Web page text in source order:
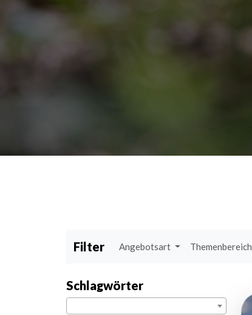
Filter Angebotsart Themenbereich
Schlagwörter